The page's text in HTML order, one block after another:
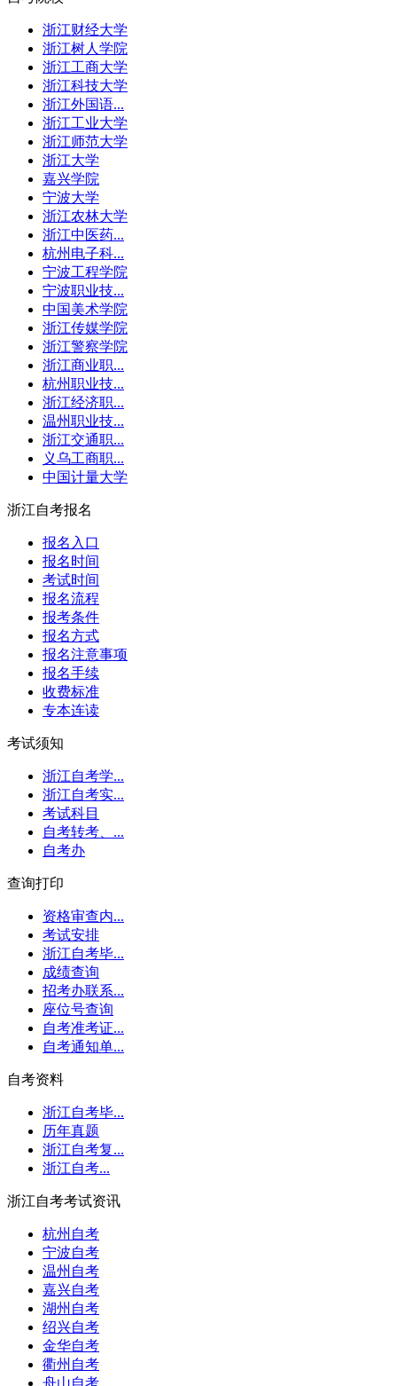
浙江财经大学
浙江树人学院
浙江工商大学
浙江科技大学
浙江外国语...
浙江工业大学
浙江师范大学
浙江大学
嘉兴学院
宁波大学
浙江农林大学
浙江中医药...
杭州电子科...
宁波工程学院
宁波职业技...
中国美术学院
浙江传媒学院
浙江警察学院
浙江商业职...
杭州职业技...
浙江经济职...
温州职业技...
浙江交通职...
义乌工商职...
中国计量大学
浙江自考报名
报名入口
报名时间
考试时间
报名流程
报考条件
报名方式
报名注意事项
报名手续
收费标准
专本连读
考试须知
浙江自考学...
浙江自考实...
考试科目
自考转考、...
自考办
查询打印
资格审查内...
考试安排
浙江自考毕...
成绩查询
招考办联系...
座位号查询
自考准考证...
自考通知单...
自考资料
浙江自考毕...
历年真题
浙江自考复...
浙江自考...
浙江自考考试资讯
杭州自考
宁波自考
温州自考
嘉兴自考
湖州自考
绍兴自考
金华自考
衢州自考
舟山自考